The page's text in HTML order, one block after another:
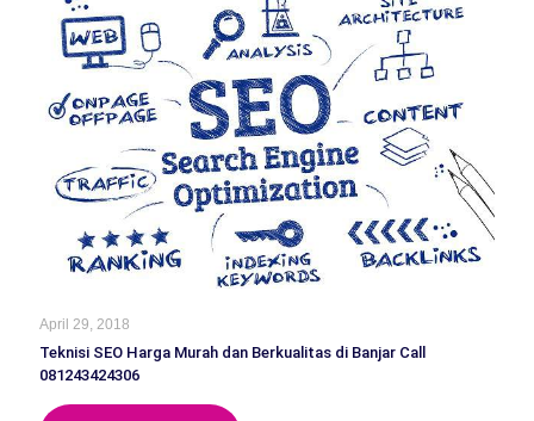
April 29, 2018
Teknisi SEO Harga Murah dan Berkualitas di Banjar Call
081243424306